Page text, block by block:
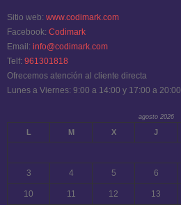
Sitio web: www.codimark.com
Facebook: Codimark
Email: info@codimark.com
Telf: 961301818
Ofrecemos atención al cliente directa
Lunes a Viernes: 9:00 a 14:00 y 17:00 a 20:00
agosto 2026
L M X J
3 4 5 6
10 11 12 13